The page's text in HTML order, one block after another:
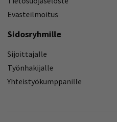
Evästeilmoitus
Sidosryhmille
Sijoittajalle
Työnhakijalle
Yhteistyökumppanille